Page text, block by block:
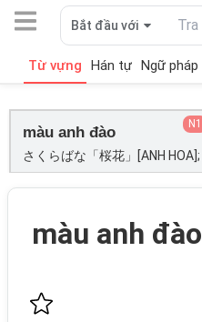
Bắt đầu với
Từ vựng Hán tự Ngữ pháp
màu anh đào
さくらばな「桜花」[ANH HOA];
N1
màu anh đào